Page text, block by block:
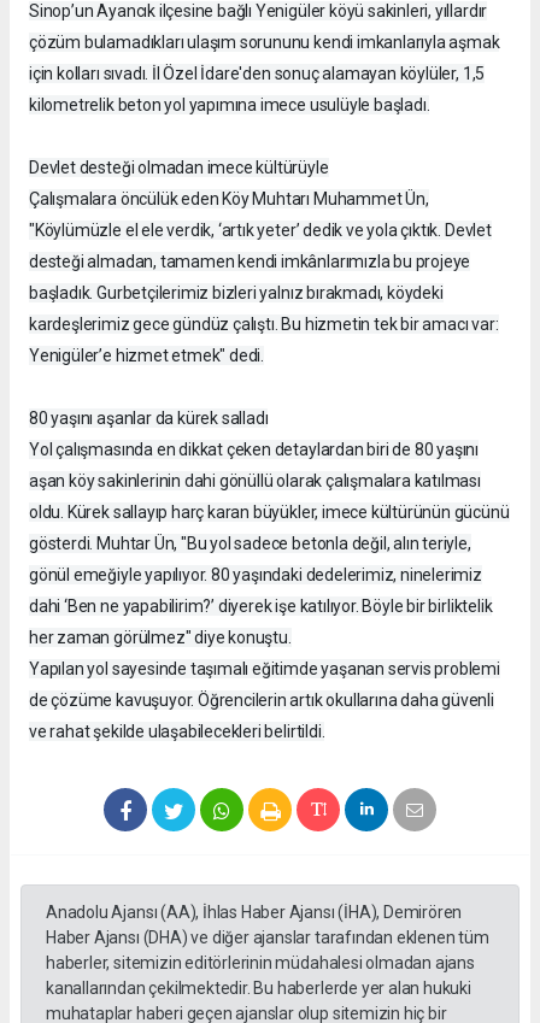
Sinop’un Ayancık ilçesine bağlı Yenigüler köyü sakinleri, yıllardır
çözüm bulamadıkları ulaşım sorununu kendi imkanlarıyla aşmak
için kolları sıvadı. İl Özel İdare'den sonuç alamayan köylüler, 1,5
kilometrelik beton yol yapımına imece usulüyle başladı.
Devlet desteği olmadan imece kültürüyle
Çalışmalara öncülük eden Köy Muhtarı Muhammet Ün,
"Köylümüzle el ele verdik, ‘artık yeter’ dedik ve yola çıktık. Devlet
desteği almadan, tamamen kendi imkânlarımızla bu projeye
başladık. Gurbetçilerimiz bizleri yalnız bırakmadı, köydeki
kardeşlerimiz gece gündüz çalıştı. Bu hizmetin tek bir amacı var:
Yenigüler’e hizmet etmek" dedi.
80 yaşını aşanlar da kürek salladı
Yol çalışmasında en dikkat çeken detaylardan biri de 80 yaşını
aşan köy sakinlerinin dahi gönüllü olarak çalışmalara katılması
oldu. Kürek sallayıp harç karan büyükler, imece kültürünün gücünü
gösterdi. Muhtar Ün, "Bu yol sadece betonla değil, alın teriyle,
gönül emeğiyle yapılıyor. 80 yaşındaki dedelerimiz, ninelerimiz
dahi ‘Ben ne yapabilirim?’ diyerek işe katılıyor. Böyle bir birliktelik
her zaman görülmez" diye konuştu.
Yapılan yol sayesinde taşımalı eğitimde yaşanan servis problemi
de çözüme kavuşuyor. Öğrencilerin artık okullarına daha güvenli
ve rahat şekilde ulaşabilecekleri belirtildi.
Anadolu Ajansı (AA), İhlas Haber Ajansı (İHA), Demirören
Haber Ajansı (DHA) ve diğer ajanslar tarafından eklenen tüm
haberler, sitemizin editörlerinin müdahalesi olmadan ajans
kanallarından çekilmektedir. Bu haberlerde yer alan hukuki
muhataplar haberi geçen ajanslar olup sitemizin hiç bir